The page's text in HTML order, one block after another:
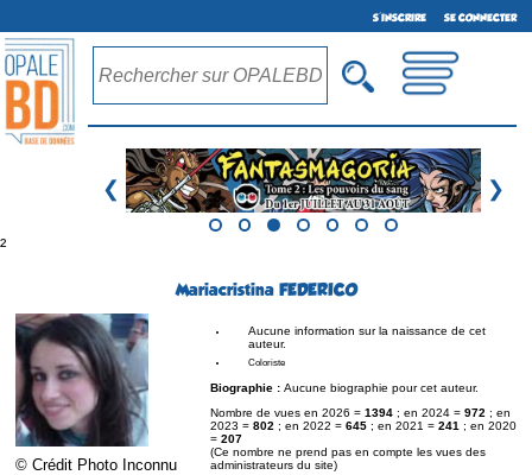
S'INSCRIRE SE CONNECTER
❮ ❯
²
Mariacristina FEDERICO
© Crédit Photo Inconnu
Aucune information sur la naissance de cet
auteur.
Coloriste
Biographie : Aucune biographie pour cet auteur.
Nombre de vues en 2026 = 1394 ; en 2024 = 972 ; en
2023 = 802 ; en 2022 = 645 ; en 2021 = 241 ; en 2020
= 207
(Ce nombre ne prend pas en compte les vues des
administrateurs du site)